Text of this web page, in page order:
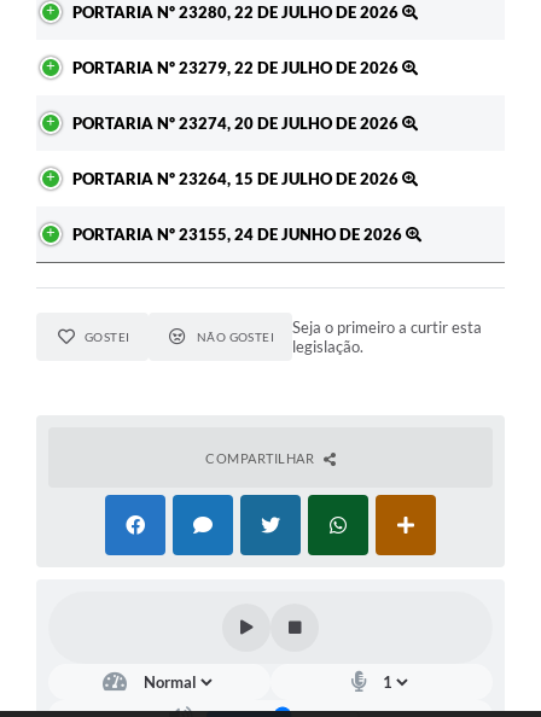
PORTARIA Nº 23280, 22 DE JULHO DE 2026
PORTARIA Nº 23279, 22 DE JULHO DE 2026
PORTARIA Nº 23274, 20 DE JULHO DE 2026
PORTARIA Nº 23264, 15 DE JULHO DE 2026
PORTARIA Nº 23155, 24 DE JUNHO DE 2026
GOSTEI NÃO GOSTEI
Seja o primeiro a curtir esta
legislação.
COMPARTILHAR